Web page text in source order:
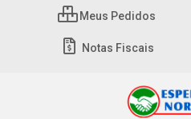
Meus Pedidos
Notas Fiscais